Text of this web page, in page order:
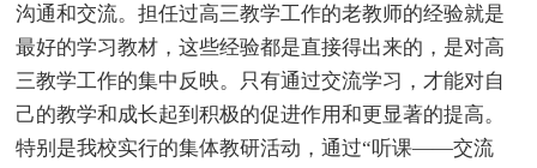
沟通和交流。担任过高三教学工作的老教师的经验就是
最好的学习教材，这些经验都是直接得出来的，是对高
三教学工作的集中反映。只有通过交流学习，才能对自
己的教学和成长起到积极的促进作用和更显著的提高。
特别是我校实行的集体教研活动，通过“听课——交流